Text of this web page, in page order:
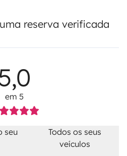
reserva verificada
em 5
seu
Todos os seus
veículos